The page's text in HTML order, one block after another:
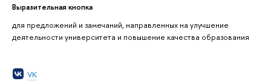
Выразительная кнопка
для предложений и замечаний, направленных на улучшение
деятельности университета и повышение качества образования
VK